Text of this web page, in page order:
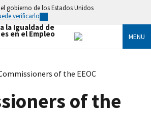
gobierno de los Estados Unidos
verificarlo
la Igualdad de
en el Empleo MENU
of the EEOC
of the